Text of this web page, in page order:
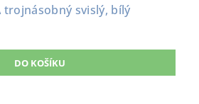
trojnásobný svislý, bílý